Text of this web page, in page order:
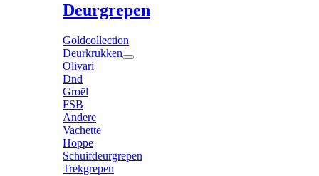
Deurgrepen
Goldcollection
Deurkrukken
Olivari
Dnd
Groël
FSB
Andere
Vachette
Hoppe
Schuifdeurgrepen
Trekgrepen